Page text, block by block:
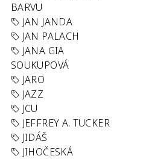
BARVU
JAN JANDA
JAN PALACH
JANA GIA
SOUKUPOVÁ
JARO
JAZZ
JCU
JEFFREY A. TUCKER
JIDÁŠ
JIHOČESKÁ